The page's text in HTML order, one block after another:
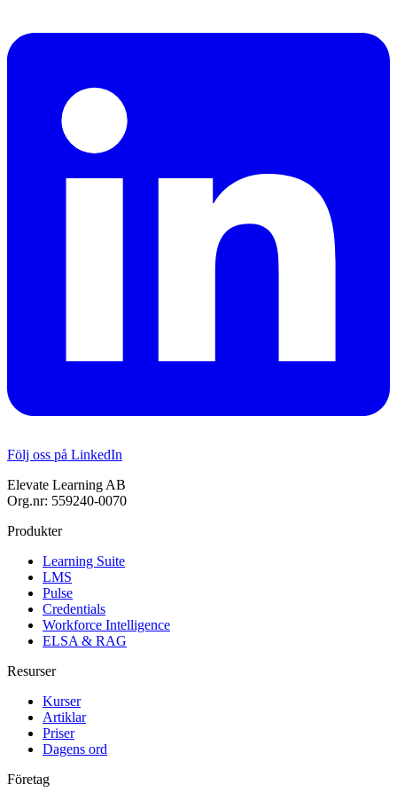
Följ oss på LinkedIn
Elevate Learning AB
Org.nr: 559240-0070
Produkter
Learning Suite
LMS
Pulse
Credentials
Workforce Intelligence
ELSA & RAG
Resurser
Kurser
Artiklar
Priser
Dagens ord
Företag